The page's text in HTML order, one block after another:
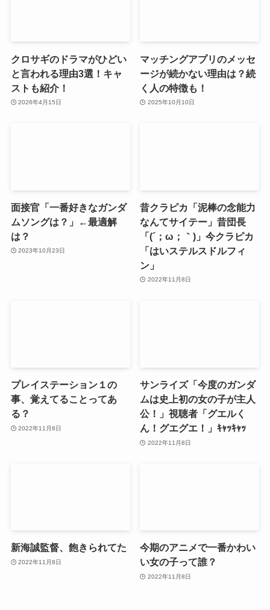
クロサギのドラマがひどい
と言われる理由3選！キャ
ストも紹介！
2026年4月15日
マッチングアプリのメッセ
ージが続かない理由は？続
く人の特徴も！
2025年10月10日
面接官「一番好きなガンダ
ムソングは？」←最適解
は？
2023年10月23日
昔クラピカ「泥棒の念能力
なんてサイテー」昔団長
「(´；ω；｀)」今クラピカ
「はいステルスドルフィ
ン」
2022年11月8日
プレイステーション１の
事、覚えてることってあ
る？
2022年11月8日
サンライズ「今度のガンダ
ムは史上初の女の子が主人
公！」視聴者「グエルく
ん！グエグエ！」ｷｬｯｷｬｯ
2022年11月8日
新海誠監督、飽きられてた
2022年11月8日
今期のアニメで一番かわい
い女の子って誰？
2022年11月8日